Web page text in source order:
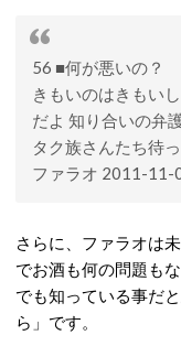
56 ■何が悪いの？
きもいのはきもい
だよ 知り合いの弁
タク族さんたち待
ファラオ 2011-11-
さらに、ファラオは
でお酒も何の問題も
でも知っている事だ
ら」です。